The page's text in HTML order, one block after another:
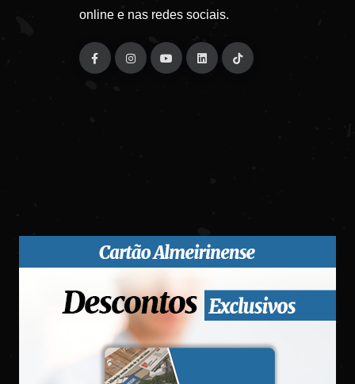
online e nas redes sociais.